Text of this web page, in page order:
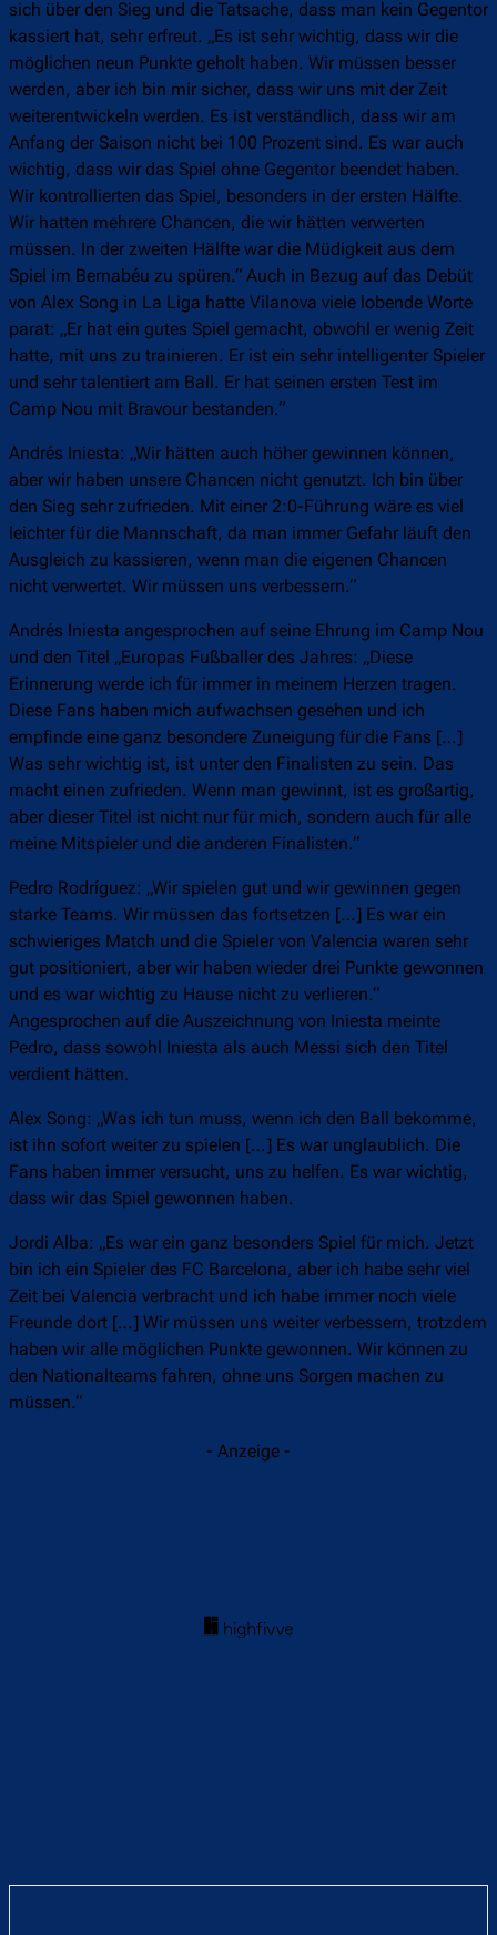
sich über den Sieg und die Tatsache, dass man kein Gegentor
kassiert hat, sehr erfreut. „Es ist sehr wichtig, dass wir die
möglichen neun Punkte geholt haben. Wir müssen besser
werden, aber ich bin mir sicher, dass wir uns mit der Zeit
weiterentwickeln werden. Es ist verständlich, dass wir am
Anfang der Saison nicht bei 100 Prozent sind. Es war auch
wichtig, dass wir das Spiel ohne Gegentor beendet haben.
Wir kontrollierten das Spiel, besonders in der ersten Hälfte.
Wir hatten mehrere Chancen, die wir hätten verwerten
müssen. In der zweiten Hälfte war die Müdigkeit aus dem
Spiel im Bernabéu zu spüren.“ Auch in Bezug auf das Debüt
von Alex Song in La Liga hatte Vilanova viele lobende Worte
parat: „Er hat ein gutes Spiel gemacht, obwohl er wenig Zeit
hatte, mit uns zu trainieren. Er ist ein sehr intelligenter Spieler
und sehr talentiert am Ball. Er hat seinen ersten Test im
Camp Nou mit Bravour bestanden.“
Andrés Iniesta: „Wir hätten auch höher gewinnen können,
aber wir haben unsere Chancen nicht genutzt. Ich bin über
den Sieg sehr zufrieden. Mit einer 2:0-Führung wäre es viel
leichter für die Mannschaft, da man immer Gefahr läuft den
Ausgleich zu kassieren, wenn man die eigenen Chancen
nicht verwertet. Wir müssen uns verbessern.“
Andrés Iniesta angesprochen auf seine Ehrung im Camp Nou
und den Titel „Europas Fußballer des Jahres: „Diese
Erinnerung werde ich für immer in meinem Herzen tragen.
Diese Fans haben mich aufwachsen gesehen und ich
empfinde eine ganz besondere Zuneigung für die Fans […]
Was sehr wichtig ist, ist unter den Finalisten zu sein. Das
macht einen zufrieden. Wenn man gewinnt, ist es großartig,
aber dieser Titel ist nicht nur für mich, sondern auch für alle
meine Mitspieler und die anderen Finalisten.“
Pedro Rodríguez: „Wir spielen gut und wir gewinnen gegen
starke Teams. Wir müssen das fortsetzen […] Es war ein
schwieriges Match und die Spieler von Valencia waren sehr
gut positioniert, aber wir haben wieder drei Punkte gewonnen
und es war wichtig zu Hause nicht zu verlieren.“
Angesprochen auf die Auszeichnung von Iniesta meinte
Pedro, dass sowohl Iniesta als auch Messi sich den Titel
verdient hätten.
Alex Song: „Was ich tun muss, wenn ich den Ball bekomme,
ist ihn sofort weiter zu spielen […] Es war unglaublich. Die
Fans haben immer versucht, uns zu helfen. Es war wichtig,
dass wir das Spiel gewonnen haben.
Jordi Alba: „Es war ein ganz besonders Spiel für mich. Jetzt
bin ich ein Spieler des FC Barcelona, aber ich habe sehr viel
Zeit bei Valencia verbracht und ich habe immer noch viele
Freunde dort […] Wir müssen uns weiter verbessern, trotzdem
haben wir alle möglichen Punkte gewonnen. Wir können zu
den Nationalteams fahren, ohne uns Sorgen machen zu
müssen.“
- Anzeige -